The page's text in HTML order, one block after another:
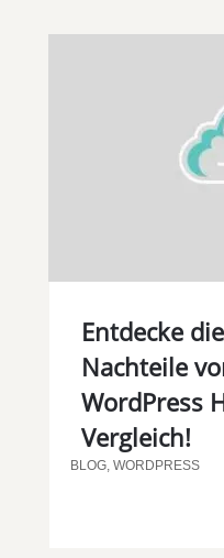
Entdecke
Nachteile
WordPress
Vergleich!
BLOG, WORDPRESS